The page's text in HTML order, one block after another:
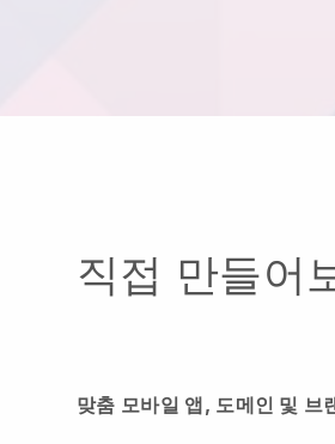
직접 만들어
맞춤 모바일 앱, 도메인 및 브